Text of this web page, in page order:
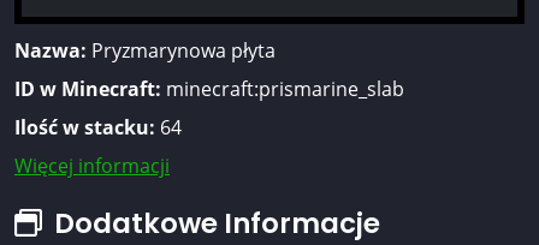
Nazwa: Pryzmarynowa płyta
ID w Minecraft: minecraft:prismarine_slab
Ilość w stacku: 64
Więcej informacji
Dodatkowe Informacje